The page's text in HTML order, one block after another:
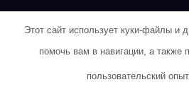
ADMVWTS8
Этот сайт использует куки-файлы и
помочь вам в навигации, а также
пользовательский опыт.